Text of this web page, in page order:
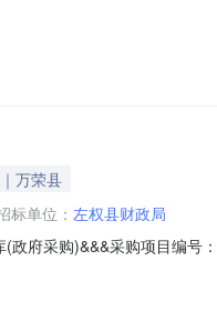
联系方式：0354-8636245
万荣县
标单位： 左权县财政局
(政府采购)&&&采购项目编
西中浩诚信不动产评估咨